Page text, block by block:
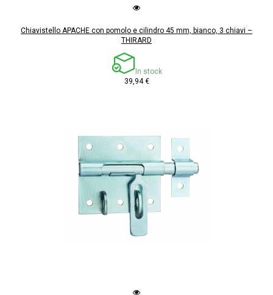
Chiavistello APACHE con pomolo e cilindro 45 mm, bianco, 3 chiavi –
THIRARD
In stock
39,94 €